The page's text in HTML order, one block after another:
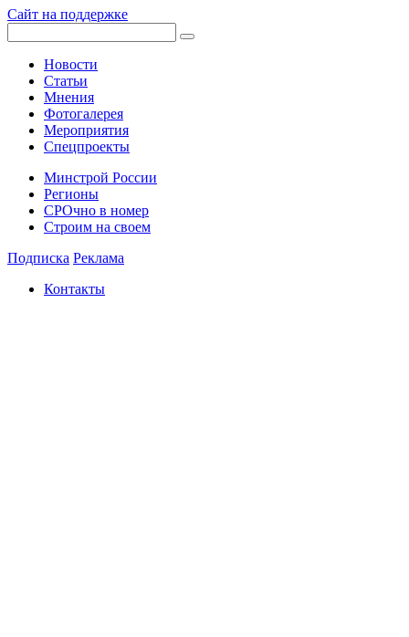
Сайт на поддержке
Новости
Статьи
Мнения
Фотогалерея
Мероприятия
Спецпроекты
Минстрой России
Регионы
СРОчно в номер
Строим на своем
Подписка Реклама
Контакты